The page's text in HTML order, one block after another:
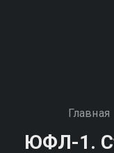
Главная
ЮФЛ-1.